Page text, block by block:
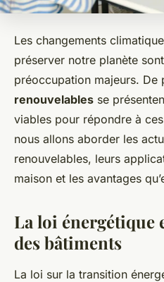
Les changements
préserver notre planète
préoccupation majeurs. De
renouvelables se
viables pour répondre à
nous allons aborder les
renouvelables, leurs
maison et les avantages
La loi énergétique
des bâtiments
La loi sur la transition